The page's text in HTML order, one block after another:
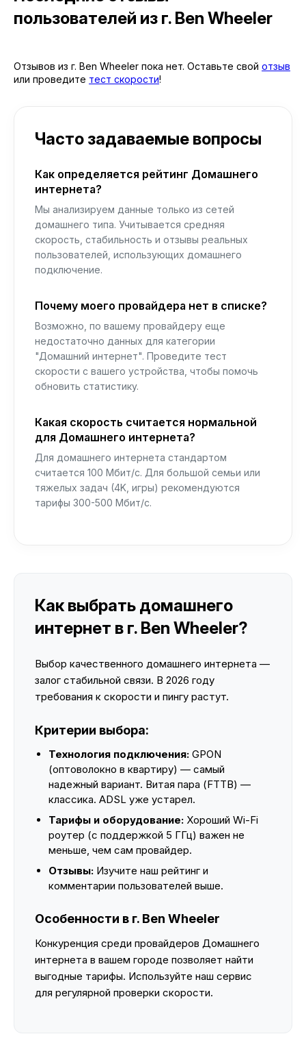
пользователей из г. Ben Wheeler
Отзывов из г. Ben Wheeler пока нет. Оставьте свой отзыв
или проведите тест скорости!
Часто задаваемые вопросы
Как определяется рейтинг Домашнего
интернета?
Мы анализируем данные только из сетей
домашнего типа. Учитывается средняя
скорость, стабильность и отзывы реальных
пользователей, использующих домашнего
подключение.
Почему моего провайдера нет в списке?
Возможно, по вашему провайдеру еще
недостаточно данных для категории
"Домашний интернет". Проведите тест
скорости с вашего устройства, чтобы помочь
обновить статистику.
Какая скорость считается нормальной
для Домашнего интернета?
Для домашнего интернета стандартом
считается 100 Мбит/с. Для большой семьи или
тяжелых задач (4K, игры) рекомендуются
тарифы 300-500 Мбит/с.
Как выбрать домашнего
интернет в г. Ben Wheeler?
Выбор качественного домашнего интернета —
залог стабильной связи. В 2026 году
требования к скорости и пингу растут.
Критерии выбора:
Технология подключения: GPON
(оптоволокно в квартиру) — самый
надежный вариант. Витая пара (FTTB) —
классика. ADSL уже устарел.
Тарифы и оборудование: Хороший Wi-Fi
роутер (с поддержкой 5 ГГц) важен не
меньше, чем сам провайдер.
Отзывы: Изучите наш рейтинг и
комментарии пользователей выше.
Особенности в г. Ben Wheeler
Конкуренция среди провайдеров Домашнего
интернета в вашем городе позволяет найти
выгодные тарифы. Используйте наш сервис
для регулярной проверки скорости.